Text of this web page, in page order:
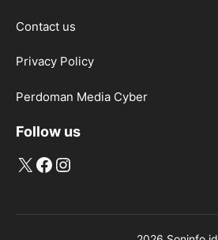
Contact us
Privacy Policy
Perdoman Media Cyber
Follow us
X Facebook
Instagram